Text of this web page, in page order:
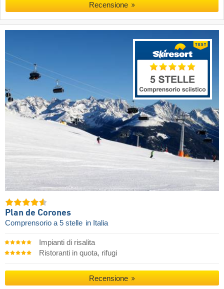
Recensione
Plan de Corones
Comprensorio a 5 stelle in Italia
Impianti di risalita
Ristoranti in quota, rifugi
Recensione